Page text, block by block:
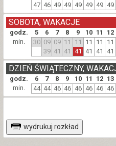
47 46 49 49 49 49 49 49
godz. 5 6 7 8 9 10 11 12
SOBOTA, WAKACJE
min. 30 09
39
09
41
11
41
11
41
11
41
11
41
11
41
godz. 6 7 8 9 10 11 12 13
DZIEŃ ŚWIĄTECZNY,
min. 44 44 46 46 46 46 46 46
wydrukuj rozkład